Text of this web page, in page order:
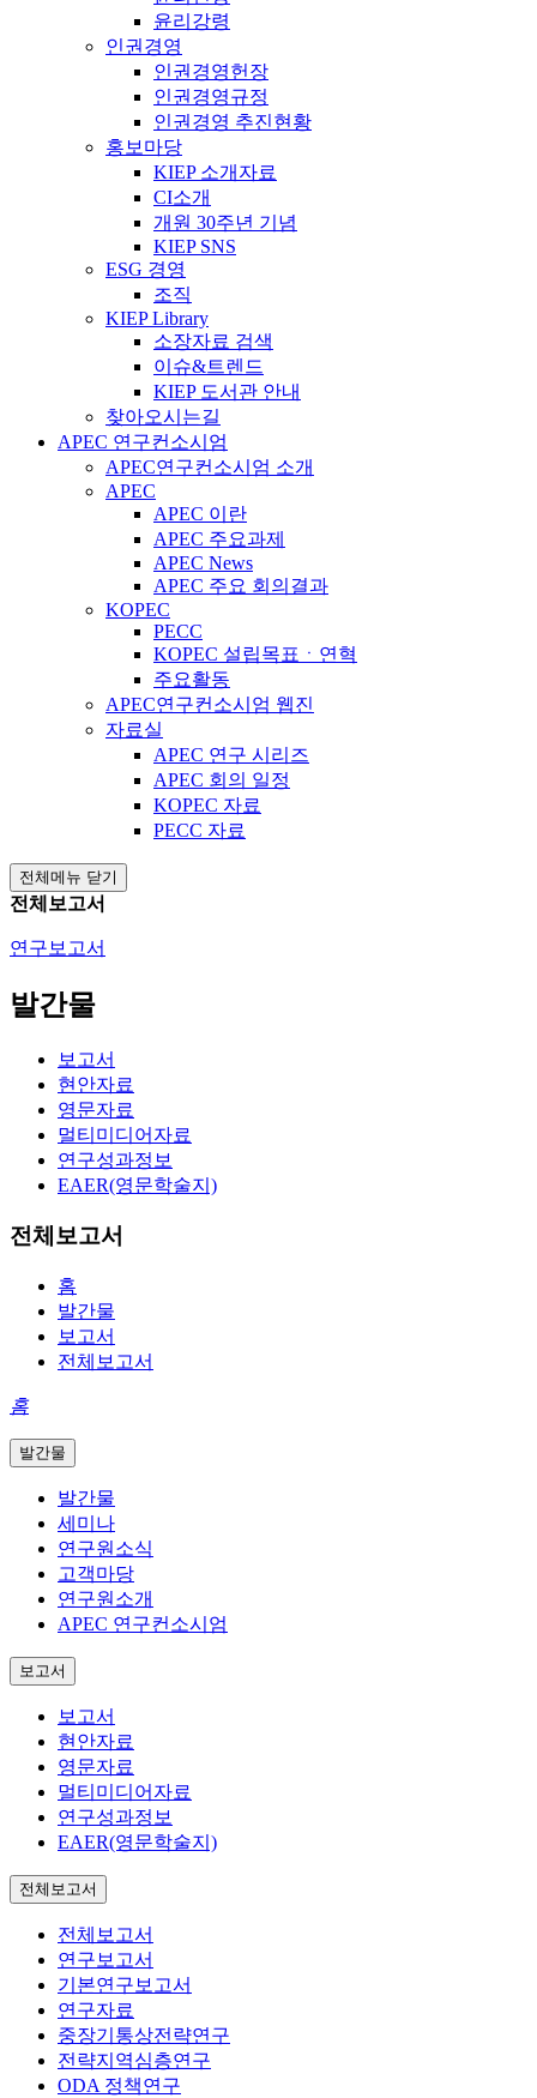
윤리강령
인권경영
인권경영헌장
인권경영규정
인권경영 추진현황
홍보마당
KIEP 소개자료
CI소개
개원 30주년 기념
KIEP SNS
ESG 경영
조직
KIEP Library
소장자료 검색
이슈&트렌드
KIEP 도서관 안내
찾아오시는길
APEC 연구컨소시엄
APEC연구컨소시엄 소개
APEC
APEC 이란
APEC 주요과제
APEC News
APEC 주요 회의결과
KOPEC
PECC
KOPEC 설립목표ㆍ연혁
주요활동
APEC연구컨소시엄 웹진
자료실
APEC 연구 시리즈
APEC 회의 일정
KOPEC 자료
PECC 자료
전체메뉴 닫기
전체보고서
연구보고서
발간물
보고서
현안자료
영문자료
멀티미디어자료
연구성과정보
EAER(영문학술지)
전체보고서
홈
발간물
보고서
전체보고서
홈
발간물
발간물
세미나
연구원소식
고객마당
연구원소개
APEC 연구컨소시엄
보고서
보고서
현안자료
영문자료
멀티미디어자료
연구성과정보
EAER(영문학술지)
전체보고서
전체보고서
연구보고서
기본연구보고서
연구자료
중장기통상전략연구
전략지역심층연구
ODA 정책연구